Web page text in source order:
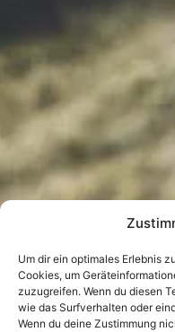
Um dir ein optimales Erlebnis
Cookies, um
zuzugreifen. Wenn du diesen
wie das Surfverhalten oder
Wenn du deine Zustimmung